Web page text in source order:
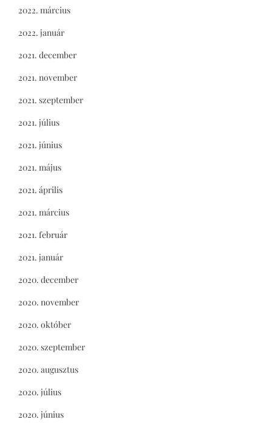
2022. március
2022. január
2021. december
2021. november
2021. szeptember
2021. július
2021. június
2021. május
2021. április
2021. március
2021. február
2021. január
2020. december
2020. november
2020. október
2020. szeptember
2020. augusztus
2020. július
2020. június